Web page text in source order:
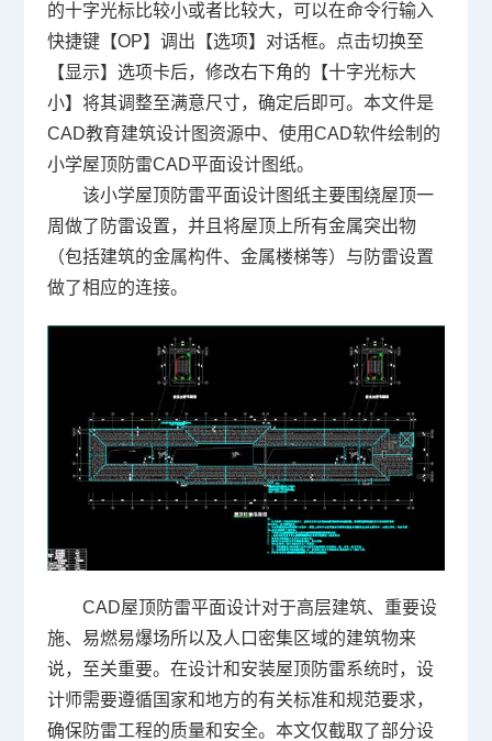
的十字光标比较小或者比较大，可以在命令行输入
快捷键【OP】调出【选项】对话框。点击切换至
【显示】选项卡后，修改右下角的【十字光标大
小】将其调整至满意尺寸，确定后即可。本文件是
CAD教育建筑设计图资源中、使用CAD软件绘制的
小学屋顶防雷CAD平面设计图纸。
该小学屋顶防雷平面设计图纸主要围绕屋顶一
周做了防雷设置，并且将屋顶上所有金属突出物
（包括建筑的金属构件、金属楼梯等）与防雷设置
做了相应的连接。
CAD屋顶防雷平面设计对于高层建筑、重要设
施、易燃易爆场所以及人口密集区域的建筑物来
说，至关重要。在设计和安装屋顶防雷系统时，设
计师需要遵循国家和地方的有关标准和规范要求，
确保防雷工程的质量和安全。本文仅截取了部分设